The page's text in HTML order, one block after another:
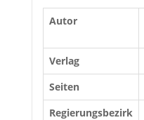
Autor
Verlag
Seiten
Regierungsbezirk